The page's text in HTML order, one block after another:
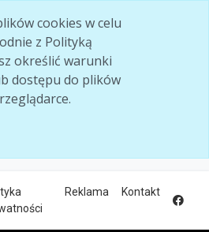
cookies w celu
z Polityką
określić warunki
dostępu do plików
Reklama Kontakt